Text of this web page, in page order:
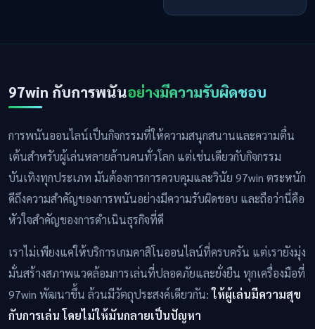
97win กับการพนันอย่างมีความรับผิดชอบ
การพนันออนไลน์เป็นกิจกรรมที่ให้ความสนุกสนานและความตื่น
เต้นสำหรับผู้เล่นหลายล้านคนทั่วโลก แต่เช่นเดียวกับกิจกรรม
บันเทิงทุกประเภท มันต้องการการควบคุมและวินัย 97win ตระหนัก
ดีถึงความสำคัญของการพนันอย่างมีความรับผิดชอบ และถือว่านี่คือ
หัวใจสำคัญของการดำเนินธุรกิจที่ดี
เราไม่เพียงแค่ให้บริการเกมคาสิโนออนไลน์ที่ครบครัน แต่เรายังมุ่ง
มั่นสร้างสภาพแวดล้อมการเล่นที่ปลอดภัยและยั่งยืน ทุกเครื่องมือที่
97win พัฒนาขึ้น ล้วนมีวัตถุประสงค์เดียวกัน:ให้ผู้เล่นมีความสุข
กับการเล่น โดยไม่ให้มันกลายเป็นปัญหา